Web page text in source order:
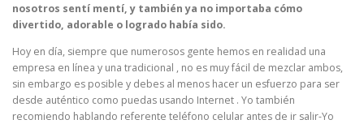
nosotros sentí mentí, y también ya no importaba cómo
divertido, adorable o logrado había sido.
Hoy en día, siempre que numerosos gente hemos en realidad una
empresa en línea y una tradicional , no es muy fácil de mezclar ambos,
sin embargo es posible y debes al menos hacer un esfuerzo para ser
desde auténtico como puedas usando Internet . Yo también
recomiendo hablando referente teléfono celular antes de ir salir-Yo